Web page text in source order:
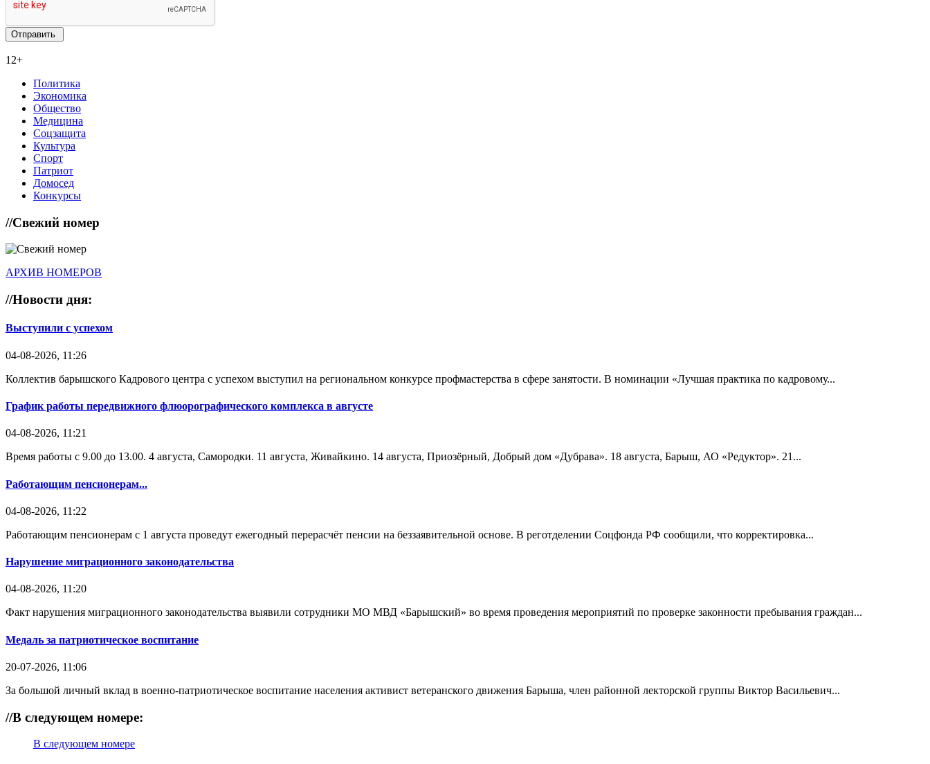
12+
Политика
Экономика
Общество
Медицина
Соцзащита
Культура
Спорт
Патриот
Домосед
Конкурсы
//Свежий номер
АРХИВ НОМЕРОВ
//Новости дня:
Выступили с успехом
04-08-2026, 11:26
Коллектив барышского Кадрового центра с успехом выступил на региональном конкурсе профмастерства в сфере занятости. В номинации «Лучшая практика по кадровому...
График работы передвижного флюорографического комплекса в августе
04-08-2026, 11:21
Время работы с 9.00 до 13.00. 4 августа, Самородки. 11 августа, Живайкино. 14 августа, Приозёрный, Добрый дом «Дубрава». 18 августа, Барыш, АО «Редуктор». 21...
Работающим пенсионерам...
04-08-2026, 11:22
Работающим пенсионерам с 1 августа проведут ежегодный перерасчёт пенсии на беззаявительной основе. В реготделении Соцфонда РФ сообщили, что корректировка...
Нарушение миграционного законодательства
04-08-2026, 11:20
Факт нарушения миграционного законодательства выявили сотрудники МО МВД «Барышский» во время проведения мероприятий по проверке законности пребывания граждан...
Медаль за патриотическое воспитание
20-07-2026, 11:06
За большой личный вклад в военно-патриотическое воспитание населения активист ветеранского движения Барыша, член районной лекторской группы Виктор Васильевич...
//В следующем номере:
В следующем номере